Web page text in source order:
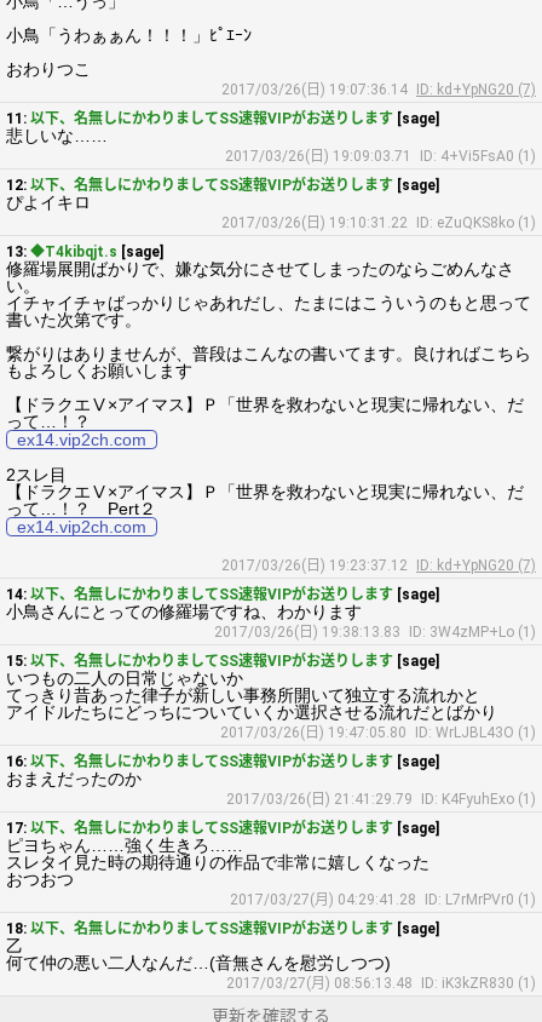
小鳥「うわぁぁん！！！」ﾋﾟｴｰﾝ
おわりつこ
2017/03/26(日) 19:07:36.14
ID: kd+YpNG20 (7)
11: 以下、名無しにかわりましてSS速報VIPがお送りします [sage]
悲しいな……
2017/03/26(日) 19:09:03.71
ID: 4+Vi5FsA0 (1)
12: 以下、名無しにかわりましてSS速報VIPがお送りします [sage]
ぴよイキロ
2017/03/26(日) 19:10:31.22
ID: eZuQKS8ko (1)
13: ◆T4kibqjt.s [sage]
修羅場展開ばかりで、嫌な気分にさせてしまったのならごめんなさ
い。
イチャイチャばっかりじゃあれだし、たまにはこういうのもと思って
書いた次第です。
繋がりはありませんが、普段はこんなの書いてます。良ければこちら
もよろしくお願いします
【ドラクエⅤ×アイマス】Ｐ「世界を救わないと現実に帰れない、だ
って…！？
ex14.vip2ch.com
2スレ目
【ドラクエⅤ×アイマス】Ｐ「世界を救わないと現実に帰れない、だ
って…！？ Pert２
ex14.vip2ch.com
2017/03/26(日) 19:23:37.12
ID: kd+YpNG20 (7)
14: 以下、名無しにかわりましてSS速報VIPがお送りします [sage]
小鳥さんにとっての修羅場ですね、わかります
2017/03/26(日) 19:38:13.83
ID: 3W4zMP+Lo (1)
15: 以下、名無しにかわりましてSS速報VIPがお送りします [sage]
いつもの二人の日常じゃないか
てっきり昔あった律子が新しい事務所開いて独立する流れかと
アイドルたちにどっちについていくか選択させる流れだとばかり
2017/03/26(日) 19:47:05.80
ID: WrLJBL43O (1)
16: 以下、名無しにかわりましてSS速報VIPがお送りします [sage]
おまえだったのか
2017/03/26(日) 21:41:29.79
ID: K4FyuhExo (1)
17: 以下、名無しにかわりましてSS速報VIPがお送りします [sage]
ピヨちゃん……強く生きろ……
スレタイ見た時の期待通りの作品で非常に嬉しくなった
おつおつ
2017/03/27(月) 04:29:41.28
ID: L7rMrPVr0 (1)
18: 以下、名無しにかわりましてSS速報VIPがお送りします [sage]
乙
何て仲の悪い二人なんだ…(音無さんを慰労しつつ)
2017/03/27(月) 08:56:13.48 ID: iK3kZR830 (1)
更新を確認する